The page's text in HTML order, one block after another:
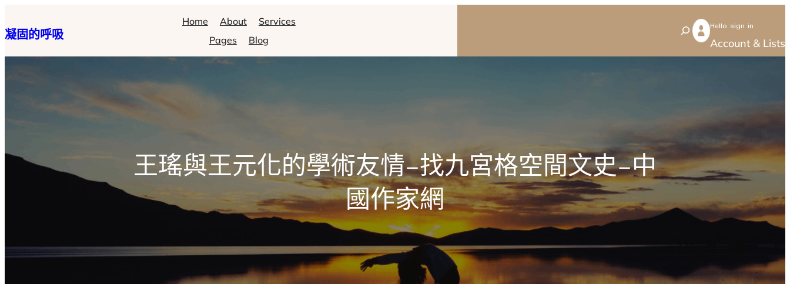
至
主
凝固的呼吸
Home About
Services
Pages
Blog
S
e
Hello sign in
Account & Lists
王瑤與王元化的學術友情–找九宮格空間文史–中
國作家網